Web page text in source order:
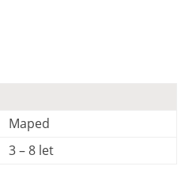
Maped
3 – 8 let